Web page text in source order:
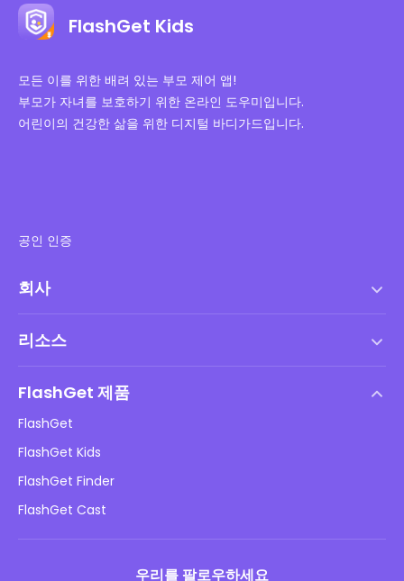
FlashGet Kids
모든 이를 위한 배려 있는 부모 제어 앱!
부모가 자녀를 보호하기 위한 온라인 도우미입니다.
어린이의 건강한 삶을 위한 디지털 바디가드입니다.
공인 인증
회사
DMCA 정책
개인정보 처리방침
광고 정책
내 정보를 판매하지 마십시오
리소스
아동 온라인 안전
다운로드
FlashGet 제품
FlashGet
FlashGet Kids
FlashGet Finder
FlashGet Cast
우리를 팔로우하세요